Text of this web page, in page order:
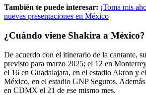
También te puede interesar: ¡Toma mis
nuevas presentaciones en México
¿Cuándo viene Shakira a México?
De acuerdo con el itinerario de la cantante,
previsto para marzo 2025; el 12 en
el 16 en Guadalajara, en el estadio Akron y
México, en el estadio GNP Seguros.
en CDMX el 21 de ese mismo mes.